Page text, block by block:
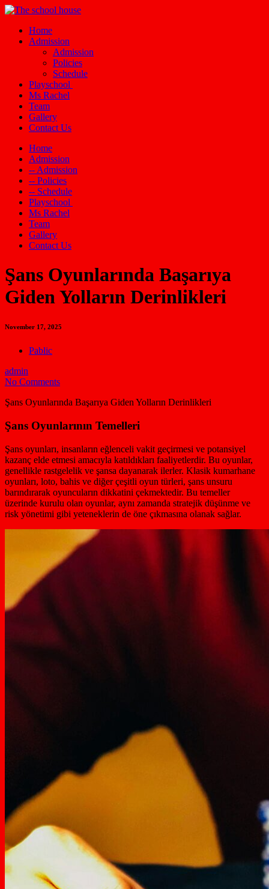
Home
Admission
Admission
Policies
Schedule
Playschool
Ms Rachel
Team
Gallery
Contact Us
Home
Admission
-- Admission
-- Policies
-- Schedule
Playschool
Ms Rachel
Team
Gallery
Contact Us
Şans Oyunlarında Başarıya
Giden Yolların Derinlikleri
November 17, 2025
Pablic
admin
No Comments
Şans Oyunlarında Başarıya Giden Yolların Derinlikleri
Şans Oyunlarının Temelleri
Şans oyunları, insanların eğlenceli vakit geçirmesi ve potansiyel
kazanç elde etmesi amacıyla katıldıkları faaliyetlerdir. Bu oyunlar,
genellikle rastgelelik ve şansa dayanarak ilerler. Klasik kumarhane
oyunları, loto, bahis ve diğer çeşitli oyun türleri, şans unsuru
barındırarak oyuncuların dikkatini çekmektedir. Bu temeller
üzerinde kurulu olan oyunlar, aynı zamanda stratejik düşünme ve
risk yönetimi gibi yeteneklerin de öne çıkmasına olanak sağlar.